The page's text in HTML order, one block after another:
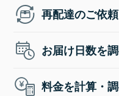
再配達のご依頼
お届け日数を
料金を計算・